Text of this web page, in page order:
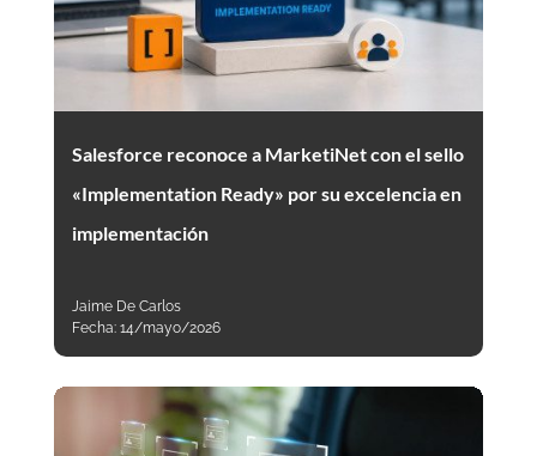
Salesforce reconoce a MarketiNet con el sello
«Implementation Ready» por su excelencia en
implementación
Jaime De Carlos
Fecha: 14/mayo/2026